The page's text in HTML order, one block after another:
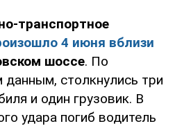
транспортное
4 июня вблизи
шоссе. По
столкнулись три
и один грузовик. В
удара погиб водитель